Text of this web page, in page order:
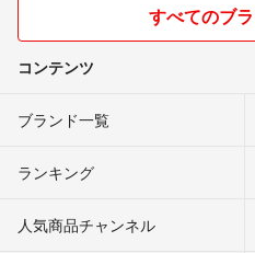
すべてのブ
コンテンツ
ブランド一覧
ランキング
人気商品チャンネル